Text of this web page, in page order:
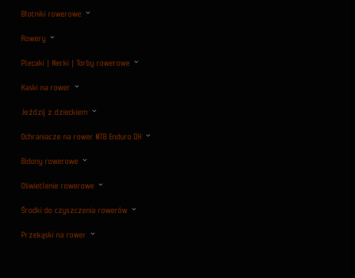
Błotniki rowerowe
Rowery
Plecaki | Nerki | Torby rowerowe
Kaski na rower
Jeździj z dzieckiem
Ochraniacze na rower MTB Enduro DH
Bidony rowerowe
Oświetlenie rowerowe
Środki do czyszczenia rowerów
Przekąski na rower